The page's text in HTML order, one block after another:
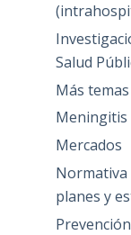
Salud
Más
Meningitis
Mercados
planes y